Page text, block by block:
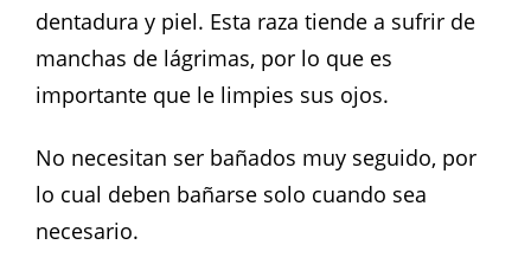
dentadura y piel. Esta raza tiende a sufrir de
manchas de lágrimas, por lo que es
importante que le limpies sus ojos.
No necesitan ser bañados muy seguido, por
lo cual deben bañarse solo cuando sea
necesario.